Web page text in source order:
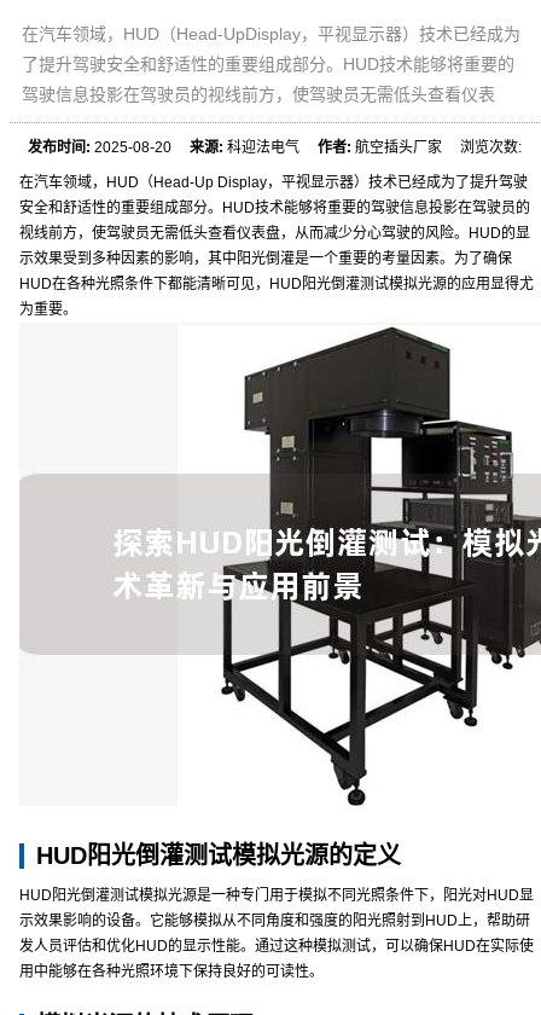
在汽车领域，HUD（Head-UpDisplay，平视显示器）技术已经成为
了提升驾驶安全和舒适性的重要组成部分。HUD技术能够将重要的
驾驶信息投影在驾驶员的视线前方，使驾驶员无需低头查看仪表
发布时间: 2025-08-20来源: 科迎法电气作者: 航空插头厂家 浏览次数:
在汽车领域，HUD（Head-Up Display，平视显示器）技术已经成为了提升驾驶
安全和舒适性的重要组成部分。HUD技术能够将重要的驾驶信息投影在驾驶员的
视线前方，使驾驶员无需低头查看仪表盘，从而减少分心驾驶的风险。HUD的显
示效果受到多种因素的影响，其中阳光倒灌是一个重要的考量因素。为了确保
HUD在各种光照条件下都能清晰可见，HUD阳光倒灌测试模拟光源的应用显得尤
为重要。
HUD阳光倒灌测试模拟光源的定义
HUD阳光倒灌测试模拟光源是一种专门用于模拟不同光照条件下，阳光对HUD显
示效果影响的设备。它能够模拟从不同角度和强度的阳光照射到HUD上，帮助研
发人员评估和优化HUD的显示性能。通过这种模拟测试，可以确保HUD在实际使
用中能够在各种光照环境下保持良好的可读性。